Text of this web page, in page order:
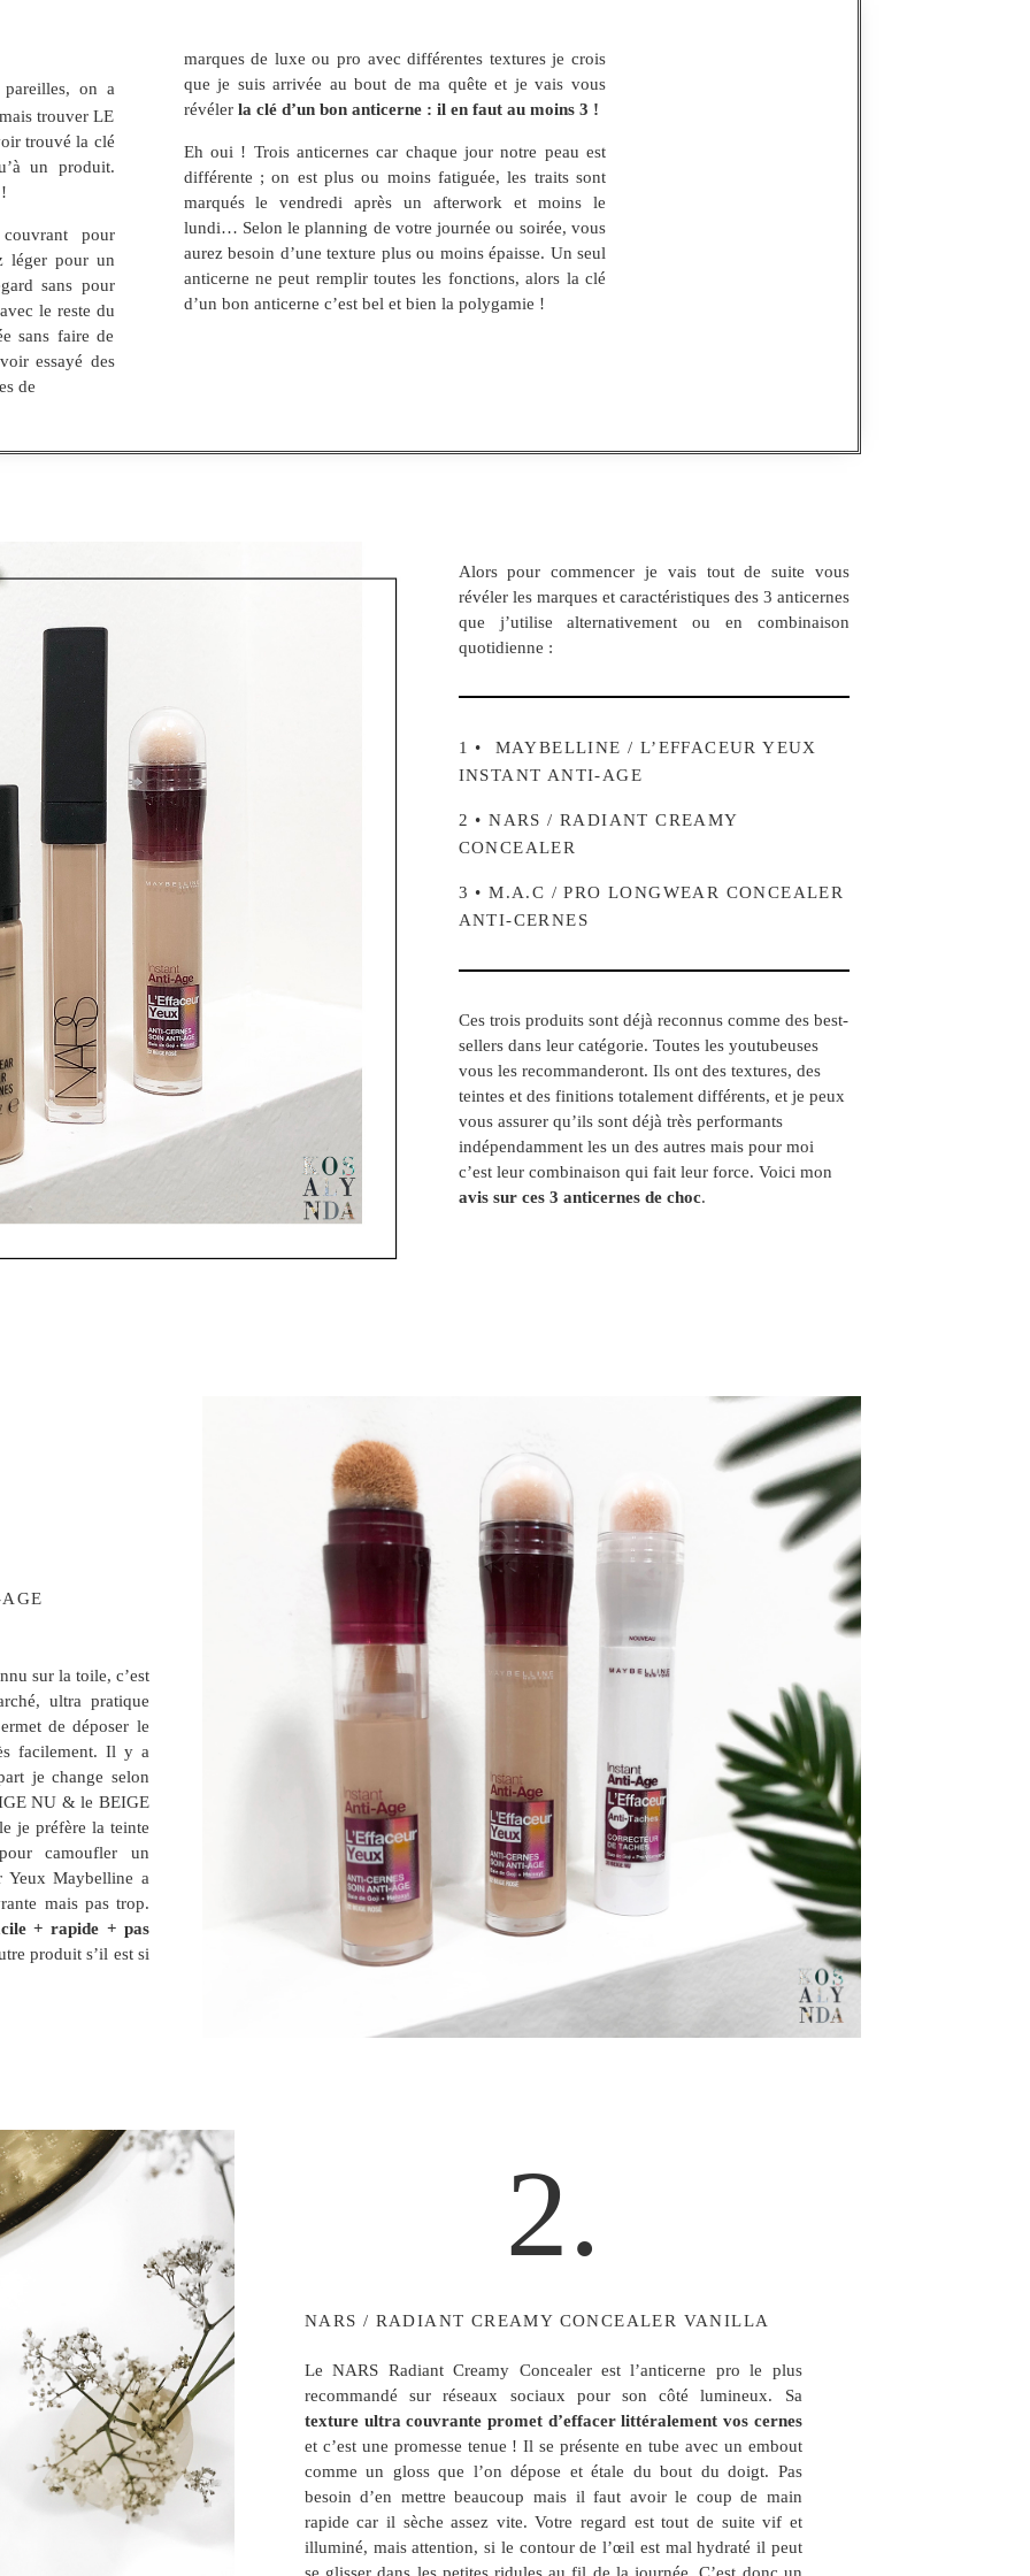
on a
trouver LE
trouvé la clé
un produit.
pour
léger pour un
sans pour
le reste du
sans faire de
essayé des
de
marques de luxe ou pro avec différentes textures je crois
que je suis arrivée au bout de ma quête et je vais vous
révéler la clé d’un bon anticerne : il en faut au moins 3 !
Eh oui ! Trois anticernes car chaque jour notre peau est
différente ; on est plus ou moins fatiguée, les traits sont
marqués le vendredi après un afterwork et moins le
lundi… Selon le planning de votre journée ou soirée, vous
aurez besoin d’une texture plus ou moins épaisse. Un seul
anticerne ne peut remplir toutes les fonctions, alors la clé
d’un bon anticerne c’est bel et bien la polygamie !
Alors pour commencer je vais tout de suite vous
révéler les marques et caractéristiques des 3 anticernes
que j’utilise alternativement ou en combinaison
quotidienne :
1 • MAYBELLINE / L’EFFACEUR YEUX
INSTANT ANTI-AGE
2 • NARS / RADIANT CREAMY
CONCEALER
3 • M.A.C / PRO LONGWEAR CONCEALER
ANTI-CERNES
Ces trois produits sont déjà reconnus comme des best-
sellers dans leur catégorie. Toutes les youtubeuses
vous les recommanderont. Ils ont des textures, des
teintes et des finitions totalement différents, et je peux
vous assurer qu’ils sont déjà très performants
indépendamment les un des autres mais pour moi
c’est leur combinaison qui fait leur force. Voici mon
avis sur ces 3 anticernes de choc.
sur la toile, c’est
ultra pratique
de déposer le
facilement. Il y a
je change selon
NU & le BEIGE
je préfère la teinte
camoufler un
Yeux Maybelline a
mais pas trop.
+ rapide + pas
produit s’il est si
2.
NARS / RADIANT CREAMY CONCEALER VANILLA
Le NARS Radiant Creamy Concealer est l’anticerne pro le plus
recommandé sur réseaux sociaux pour son côté lumineux. Sa
texture ultra couvrante promet d’effacer littéralement vos cernes
et c’est une promesse tenue ! Il se présente en tube avec un embout
comme un gloss que l’on dépose et étale du bout du doigt. Pas
besoin d’en mettre beaucoup mais il faut avoir le coup de main
rapide car il sèche assez vite. Votre regard est tout de suite vif et
illuminé, mais attention, si le contour de l’œil est mal hydraté il peut
se glisser dans les petites ridules au fil de la journée. C’est donc un